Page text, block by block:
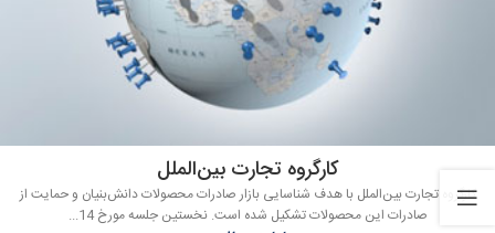
کارگروه تجارت بین‌الملل
کارگروه تجارت بین‌الملل با هدف شناسایی بازار صادرات محصولات دانش‌بنیان و حمایت از
صادرات این محصولات تشکیل شده است. نخستین جلسه مورخ 14...